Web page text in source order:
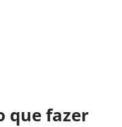
que fazer